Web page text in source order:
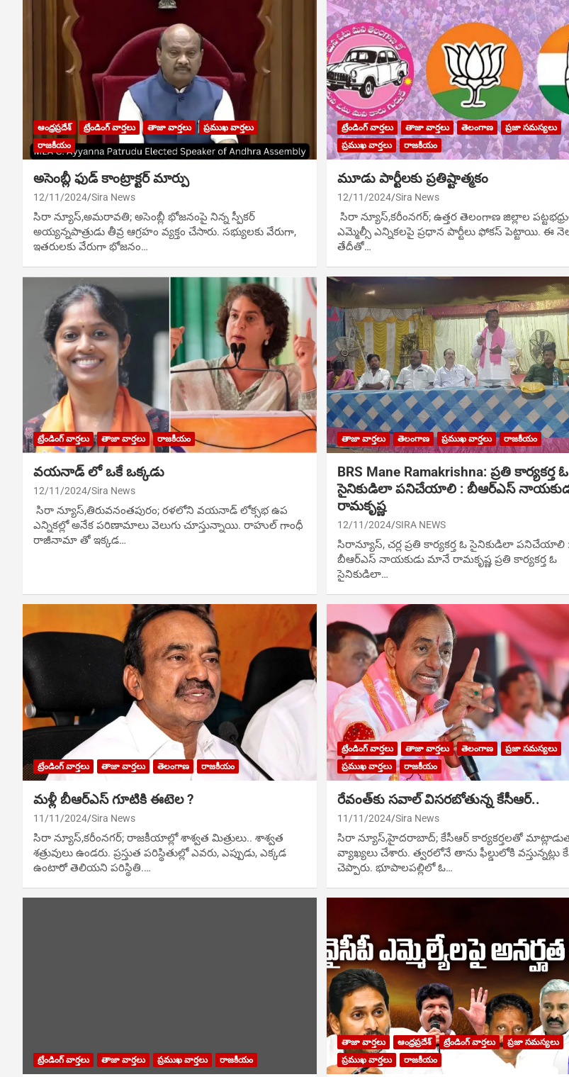
ఆంధ్రప్రదేశ్ ట్రేండింగ్ వార్తలు తాజా వార్తలు
ప్రముఖ వార్తలు
రాజకీయం
అసెంబ్లీ ఫుడ్ కాంట్రాక్టర్ మార్పు
12/11/2024 Sira News
సిరా న్యూస్,అమరావతి; అసెంబ్లీ భోజనంపై నిన్న స్పీకర్
అయ్యన్నపాత్రుడు తీవ్ర ఆగ్రహం వ్యక్తం చేసారు. సభ్యులకు వేరుగా,
ఇతరులకు వేరుగా భోజనం…
ట్రేండింగ్ వార్తలు తాజా వార్తలు తెలంగాణ
ప్రజా సమస్యలు
ప్రముఖ వార్తలు
రాజకీయం
మూడు పార్టీలకు ప్రతిష్టాత్మకం
12/11/2024 Sira News
సిరా న్యూస్,కరీంనగర్; ఉత్తర తెలంగాణ జిల్లాల
ఎమ్మెల్సీ ఎన్నికలపై ప్రధాన‌ పార్టీలు ఫోకస్ పెట్టాయి. ఈ
తేదీతో…
ట్రేండింగ్ వార్తలు తాజా వార్తలు రాజకీయం
వయనాడ్ లో ఒకే ఒక్కడు
12/11/2024 Sira News
సిరా న్యూస్,తిరువనంతపురం; రళలోని వయనాడ్ లోక్సభ ఉప
ఎన్నికల్లో అనేక పరిణామాలు వెలుగు చూస్తున్నాయి. రాహుల్ గాంధీ
రాజీనామా తో ఇక్కడ…
తాజా వార్తలు తెలంగాణ ప్రముఖ వార్తలు రాజకీయం
BRS Mane Ramakrishna: ప్రతి కార్యకర్త ఓ
సైనికుడిలా పనిచేయాలి : బీఆర్ఎస్
రామకృష్ణ
12/11/2024 SIRA NEWS
సిరాన్యూస్, చర్ల ప్రతి కార్యకర్త ఓ సైనికుడిలా పనిచేయాలి :
బీఆర్ఎస్ నాయ‌కుడు మానే రామకృష్ణ ప్రతి కార్యకర్త ఓ
సైనికుడిలా…
ట్రేండింగ్ వార్తలు తాజా వార్తలు తెలంగాణ రాజకీయం
మళ్లీ బీఆర్ఎస్ గూటికి ఈటెల ?
11/11/2024 Sira News
సిరా న్యూస్,కరీంనగర్; రాజకీయాల్లో శాశ్వత మిత్రులు.. శాశ్వత
శత్రువులు ఉండరు. ప్రస్తుత పరిస్థితుల్లో ఎవరు, ఎప్పుడు, ఎక్కడ
ఉంటారో తెలియని పరిస్థితి.…
ట్రేండింగ్ వార్తలు తాజా వార్తలు తెలంగాణ
ప్రజా సమస్యలు
ప్రముఖ వార్తలు
రాజకీయం
రేవంత్‌కు సవాల్ విసరబోతున్న కేసీఆర్..
11/11/2024 Sira News
సిరా న్యూస్,హైదరాబాద్; కేసీఆర్ కార్యకర్తలతో
వ్యాఖ్యలు చేశారు. త్వరలోనే తాను ఫీల్డులోకి వస్తున్నట్లు
చెప్పారు. భూపాలపల్లిలో ఓ…
ట్రేండింగ్ వార్తలు తాజా వార్తలు ప్రముఖ వార్తలు రాజకీయం
తాజా వార్తలు ఆంధ్రప్రదేశ్ ట్రేండింగ్ వార్తలు
ప్రజా సమస్యలు
ప్రముఖ వార్తలు
రాజకీయం